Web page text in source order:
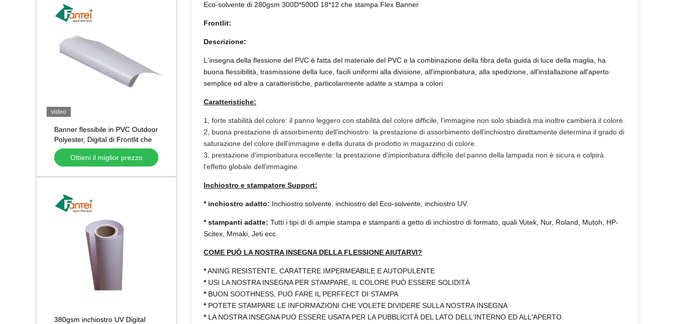
Eco-solvente di 280gsm 300D*500D 18*12 che stampa Flex Banner
Frontlit:
Descrizione:
L'insegna della flessione del PVC è fatta del materiale del PVC e la combinazione della fibra della guida di luce della maglia, ha
buona flessibilità, trasmissione della luce, facili uniformi alla divisione, all'impionbatura, alla spedizione, all'installazione all'aperto
semplice ed altre a caratteristiche, particolarmente adatte a stampa a colori
Caratteristiche:
1, forte stabilità del colore: il panno leggero con stabilità del colore difficile, l'immagine non solo sbiadirà ma inoltre cambierà il colore.
2, buona prestazione di assorbimento dell'inchiostro: la prestazione di assorbimento dell'inchiostro direttamente determina il grado di
saturazione del colore dell'immagine e della durata di prodotto in magazzino di colore.
3, prestazione d'impionbatura eccellente: la prestazione d'impionbatura difficile del panno della lampada non è sicura e colpirà
l'effetto globale dell'immagine.
Inchiostro e stampatore Support:
* inchiostro adatto: Inchiostro solvente, inchiostro del Eco-solvente, inchiostro UV.
* stampanti adatte: Tutti i tipi di di ampie stampa e stampanti a getto di inchiostro di formato, quali Vutek, Nur, Roland, Mutoh, HP-
Scitex, Mmaki, Jeti ecc.
COME PUÒ LA NOSTRA INSEGNA DELLA FLESSIONE AIUTARVI?
*ANING RESISTENTE, CARATTERE IMPERMEABILE E AUTOPULENTE
*USI LA NOSTRA INSEGNA PER STAMPARE, IL COLORE PUÒ ESSERE SOLIDITÀ
*BUON SOOTHNESS, PUÒ FARE IL PERFFECT DI STAMPA
*POTETE STAMPARE LE INFORMAZIONI CHE VOLETE DIVIDERE SULLA NOSTRA INSEGNA
*LA NOSTRA INSEGNA PUÒ ESSERE USATA PER LA PUBBLICITÀ DEL LATO DELL'INTERNO ED ALL'APERTO.
video
Banner flessibile in PVC Outdoor
Polyester, Digital di Frontlit che
stampa materiale 8oz
Ottieni il miglior prezzo
380gsm inchiostro UV Digital